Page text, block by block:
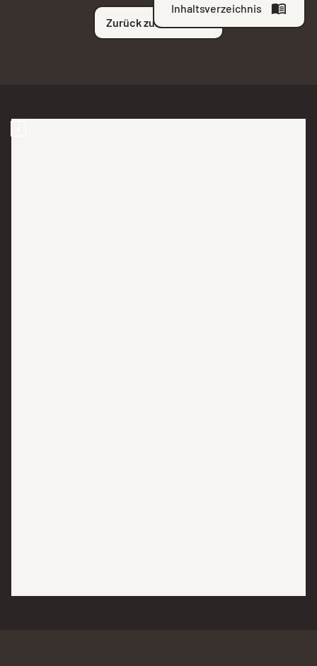
Inhaltsverzeichnis
Zurück zur Übersicht